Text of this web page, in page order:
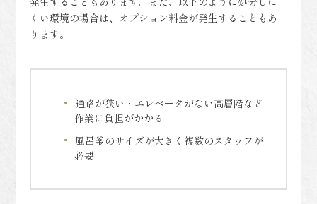
くい環境の場合は、オプション料金が発生することもあ
ります。
通路が狭い・エレベータがない高層階など
作業に負担がかかる
風呂釜のサイズが大きく複数のスタッフが
必要